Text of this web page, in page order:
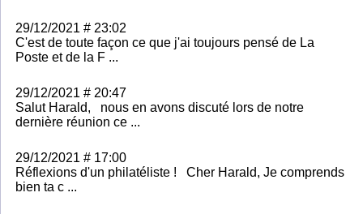
29/12/2021 # 23:02
C'est de toute façon ce que j'ai toujours pensé de La
Poste et de la F ...
29/12/2021 # 20:47
Salut Harald, nous en avons discuté lors de notre
dernière réunion ce ...
29/12/2021 # 17:00
Réflexions d'un philatéliste ! Cher Harald, Je comprends
bien ta c ...